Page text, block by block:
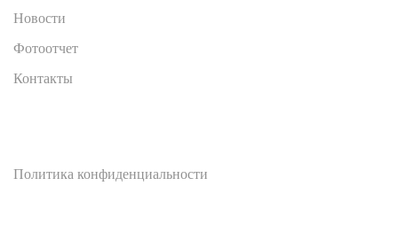
Новости
Фотоотчет
Контакты
Политика конфиденциальности